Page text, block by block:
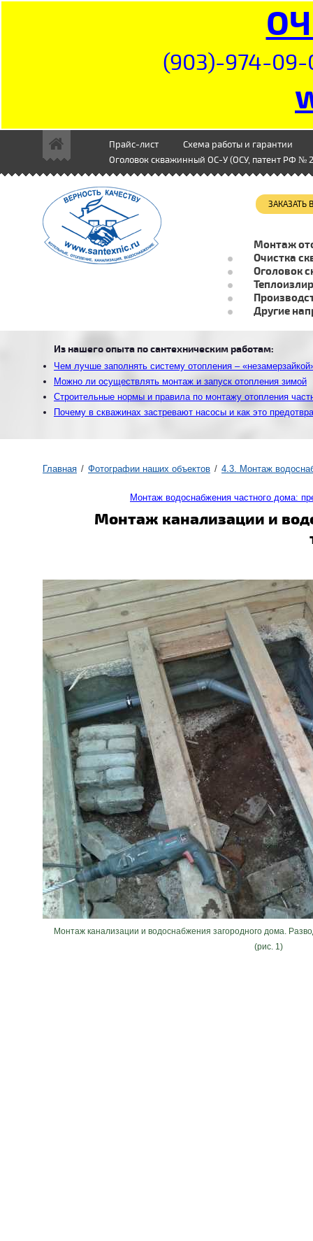
(903)-974-09-
Главная Фотографии наших объектов 4.3. Монтаж
Монтаж водоснабжения частного дома:
Монтаж канализации и
Монтаж канализации и водоснабжения загородного дома.
(рис. 1)
Прайс-лист
Схема работы и гарантии
Оголовок скважинный ОС-У (ОСУ, патент РФ №
Монтаж
Очистка
Оголовок
Другие
Из нашего опыта по сантехническим работам:
Чем лучше заполнять систему отопления –
Можно ли осуществлять монтаж и запуск отопления зимой
Строительные нормы и правила по монтажу отопления
Почему в скважинах застревают насосы и как это